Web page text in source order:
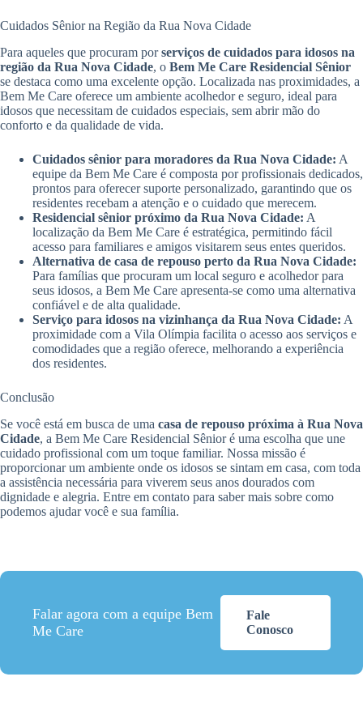
Cuidados Sênior na Região da Rua Nova Cidade
Para aqueles que procuram porserviços de cuidados para idosos na
região da Rua Nova Cidade, o Bem Me Care Residencial Sênior
se destaca como uma excelente opção. Localizada nas proximidades, a
Bem Me Care oferece um ambiente acolhedor e seguro, ideal para
idosos que necessitam de cuidados especiais, sem abrir mão do
conforto e da qualidade de vida.
Cuidados sênior para moradores da Rua Nova Cidade: A
equipe da Bem Me Care é composta por profissionais dedicados,
prontos para oferecer suporte personalizado, garantindo que os
residentes recebam a atenção e o cuidado que merecem.
Residencial sênior próximo da Rua Nova Cidade: A
localização da Bem Me Care é estratégica, permitindo fácil
acesso para familiares e amigos visitarem seus entes queridos.
Alternativa de casa de repouso perto da Rua Nova Cidade:
Para famílias que procuram um local seguro e acolhedor para
seus idosos, a Bem Me Care apresenta-se como uma alternativa
confiável e de alta qualidade.
Serviço para idosos na vizinhança da Rua Nova Cidade: A
proximidade com a Vila Olímpia facilita o acesso aos serviços e
comodidades que a região oferece, melhorando a experiência
dos residentes.
Conclusão
Se você está em busca de uma casa de repouso próxima à Rua Nova
Cidade, a Bem Me Care Residencial Sênior é uma escolha que une
cuidado profissional com um toque familiar. Nossa missão é
proporcionar um ambiente onde os idosos se sintam em casa, com toda
a assistência necessária para viverem seus anos dourados com
dignidade e alegria. Entre em contato para saber mais sobre como
podemos ajudar você e sua família.
Falar agora com a equipe Bem
Me Care
Fale
Conosco